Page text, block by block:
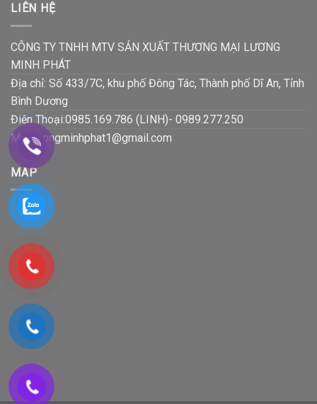
LIÊN HỆ
CÔNG TY TNHH MTV SẢN XUẤT THƯƠNG MẠI LƯƠNG
MINH PHÁT
Địa chỉ: Số 433/7C, khu phố Đông Tác, Thành phố Dĩ An, Tỉnh
Bình Dương
Điện Thoại:0985.169.786 (LINH)- 0989.277.250
Mail:luongminhphat1@gmail.com
MAP